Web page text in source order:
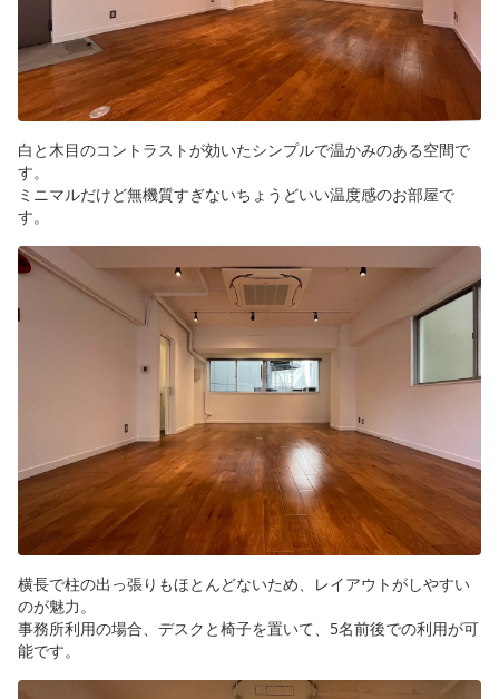
白と木目のコントラストが効いたシンプルで温かみのある空間で
す。
ミニマルだけど無機質すぎないちょうどいい温度感のお部屋で
す。
横長で柱の出っ張りもほとんどないため、レイアウトがしやすい
のが魅力。
事務所利用の場合、デスクと椅子を置いて、5名前後での利用が可
能です。